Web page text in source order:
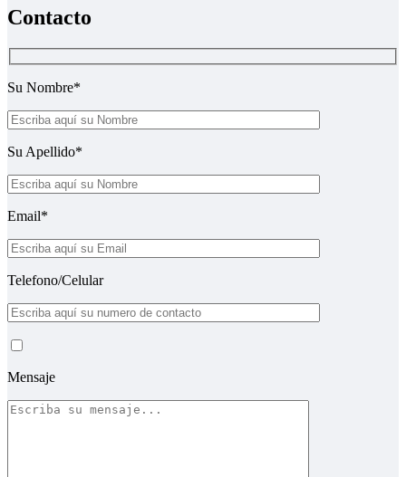
Contacto
Su Nombre*
Su Apellido*
Email*
Telefono/Celular
Mensaje